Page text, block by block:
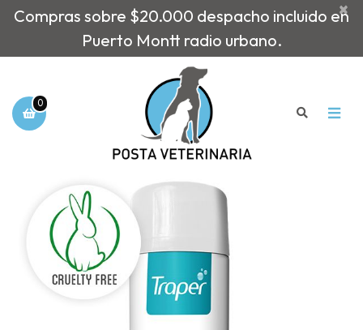
Compras sobre $20.000 despacho incluido en
Puerto Montt radio urbano.
×
0